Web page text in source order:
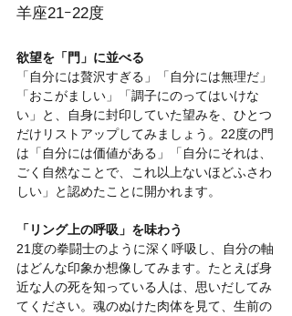
羊座21ｰ22度
欲望を「門」に並べる
「自分には贅沢すぎる」「自分には無理だ」
「おこがましい」「調子にのってはいけな
い」と、自身に封印していた望みを、ひとつ
だけリストアップしてみましょう。22度の門
は「自分には価値がある」「自分にそれは、
ごく自然なことで、これ以上ないほどふさわ
しい」と認めたことに開かれます。
「リング上の呼吸」を味わう
21度の拳闘士のように深く呼吸し、自分の軸
はどんな印象か想像してみます。たとえば身
近な人の死を知っている人は、思いだしてみ
てください。魂のぬけた肉体を見て、生前の